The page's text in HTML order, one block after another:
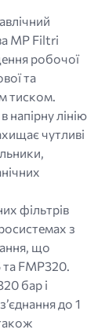
MP Filtri
робочої
та
тиском.
напірну лінію
чутливі
фільтрів
з
що
FMP320.
бар і
до 1